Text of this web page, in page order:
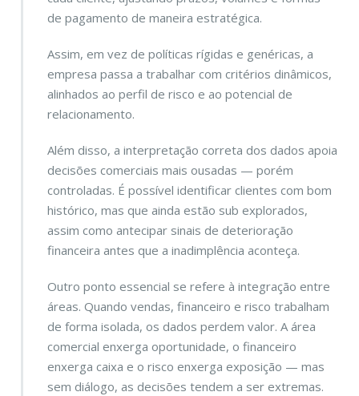
de pagamento de maneira estratégica.
Assim, em vez de políticas rígidas e genéricas, a
empresa passa a trabalhar com critérios dinâmicos,
alinhados ao perfil de risco e ao potencial de
relacionamento.
Além disso, a interpretação correta dos dados apoia
decisões comerciais mais ousadas — porém
controladas. É possível identificar clientes com bom
histórico, mas que ainda estão sub explorados,
assim como antecipar sinais de deterioração
financeira antes que a inadimplência aconteça.
Outro ponto essencial se refere à integração entre
áreas. Quando vendas, financeiro e risco trabalham
de forma isolada, os dados perdem valor. A área
comercial enxerga oportunidade, o financeiro
enxerga caixa e o risco enxerga exposição — mas
sem diálogo, as decisões tendem a ser extremas.